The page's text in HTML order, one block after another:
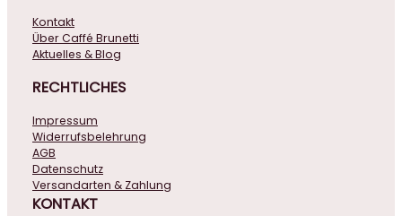
Kontakt
Über Caffé Brunetti
Aktuelles & Blog
RECHTLICHES
Impressum
Widerrufsbelehrung
AGB
Datenschutz
Versandarten & Zahlung
KONTAKT